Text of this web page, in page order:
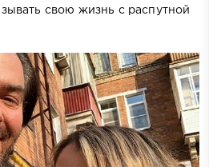
свою жизнь с распутной